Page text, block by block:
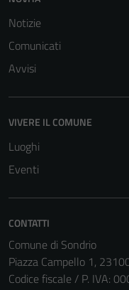
Notizie
Comunicati
Avvisi
VIVERE IL COMUNE
Luoghi
Eventi
CONTATTI
Comune di Sondrio
Piazza Campello 1,
Codice fiscale / P. IVA: